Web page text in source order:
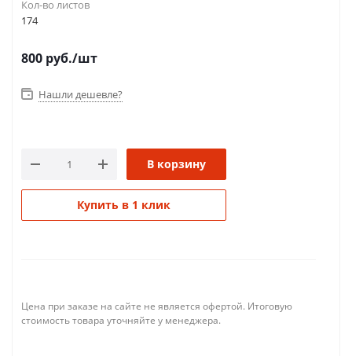
Кол-во листов
174
800 руб./шт
Нашли дешевле?
В корзину
Купить в 1 клик
Цена при заказе на сайте не является офертой. Итоговую
стоимость товара уточняйте у менеджера.